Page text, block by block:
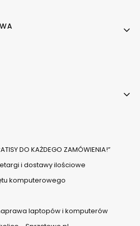
DO KAŻDEGO ZAMÓWIENIA!”
i dostawy ilościowe
komputerowego
laptopów i komputerów